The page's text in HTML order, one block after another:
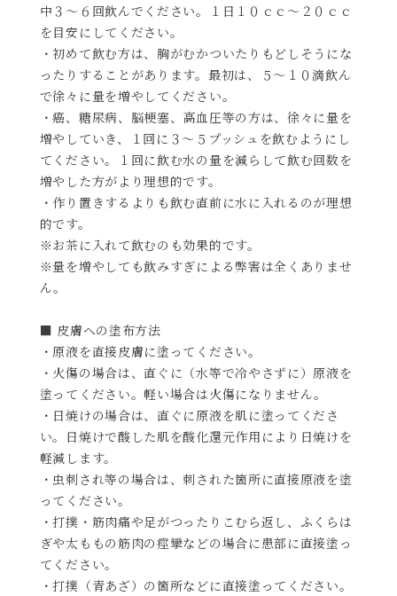
中３～６回飲んでください。１日１０ｃｃ～２０ｃｃ
を目安にしてください。
・初めて飲む方は、胸がむかついたりもどしそうにな
ったりすることがあります。最初は、５～１０滴飲ん
で徐々に量を増やしてください。
・癌、糖尿病、脳梗塞、高血圧等の方は、徐々に量を
増やしていき、１回に３～５プッシュを飲むようにし
てください。１回に飲む水の量を減らして飲む回数を
増やした方がより理想的です。
・作り置きするよりも飲む直前に水に入れるのが理想
的です。
※お茶に入れて飲むのも効果的です。
※量を増やしても飲みすぎによる弊害は全くありませ
ん。
■ 皮膚への塗布方法
・原液を直接皮膚に塗ってください。
・火傷の場合は、直ぐに（水等で冷やさずに）原液を
塗ってください。軽い場合は火傷になりません。
・日焼けの場合は、直ぐに原液を肌に塗ってくださ
い。日焼けで酸した肌を酸化還元作用により日焼けを
軽減します。
・虫刺され等の場合は、刺された箇所に直接原液を塗
ってください。
・打撲・筋肉痛や足がつったりこむら返し、ふくらは
ぎや太ももの筋肉の痙攣などの場合に患部に直接塗っ
てください。
・打撲（青あざ）の箇所などに直接塗ってください。